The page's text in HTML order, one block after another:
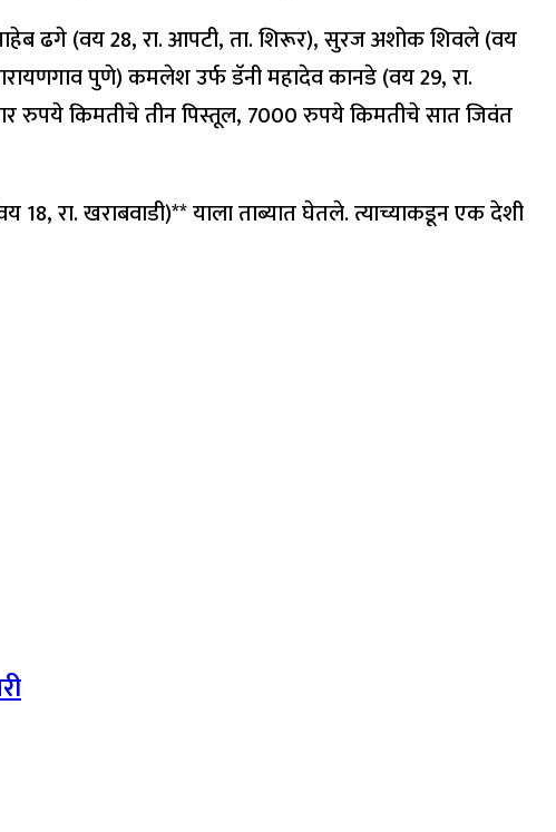
ढगे (वय 28, रा. आपटी, ता. शिरूर), सुरज अशोक शिवले (वय
पुणे) कमलेश उर्फ डॅनी महादेव कानडे (वय 29, रा.
रुपये किमतीचे तीन पिस्तूल, 7000 रुपये किमतीचे सात जिवंत
रा. खराबवाडी)** याला ताब्यात घेतले. त्याच्याकडून एक देशी